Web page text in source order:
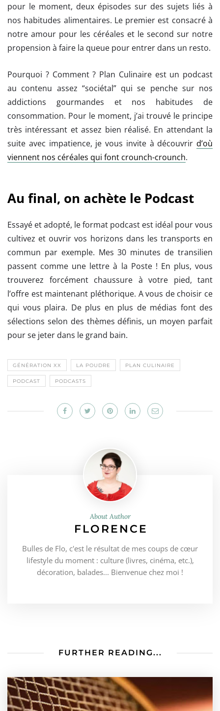
pour le moment, deux épisodes sur des sujets liés à
nos habitudes alimentaires. Le premier est consacré à
notre amour pour les céréales et le second sur notre
propension à faire la queue pour entrer dans un resto.
Pourquoi ? Comment ? Plan Culinaire est un podcast
au contenu assez “sociétal” qui se penche sur nos
addictions gourmandes et nos habitudes de
consommation. Pour le moment, j’ai trouvé le principe
très intéressant et assez bien réalisé. En attendant la
suite avec impatience, je vous invite à découvrir d’où
viennent nos céréales qui font crounch-crounch.
Au final, on achète le Podcast
Essayé et adopté, le format podcast est idéal pour vous
cultivez et ouvrir vos horizons dans les transports en
commun par exemple. Mes 30 minutes de transilien
passent comme une lettre à la Poste ! En plus, vous
trouverez forcément chaussure à votre pied, tant
l’offre est maintenant pléthorique. A vous de choisir ce
qui vous plaira. De plus en plus de médias font des
sélections selon des thèmes définis, un moyen parfait
pour se jeter dans le grand bain.
GÉNÉRATION XX LA POUDRE PLAN CULINAIRE
PODCAST PODCASTS
About Author
FLORENCE
Bulles de Flo, c'est le résultat de mes coups de cœur
lifestyle du moment : culture (livres, cinéma, etc.),
décoration, balades... Bienvenue chez moi !
FURTHER READING...